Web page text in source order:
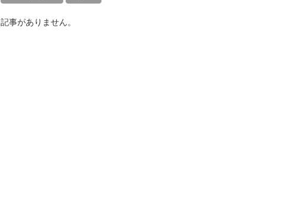
記事がありません。